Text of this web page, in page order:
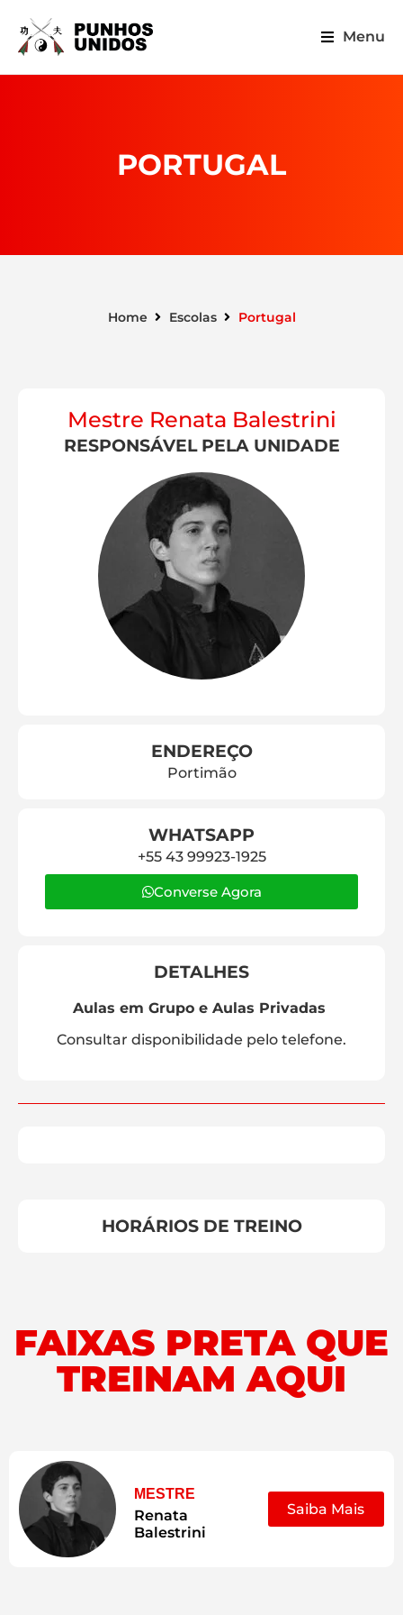
Menu
PORTUGAL
Home Escolas Portugal
Mestre Renata Balestrini
RESPONSÁVEL PELA UNIDADE
ENDEREÇO
Portimão
WHATSAPP
+55 43 99923-1925
Converse Agora
DETALHES
Aulas em Grupo e Aulas Privadas
Consultar disponibilidade pelo telefone.
HORÁRIOS DE TREINO
FAIXAS PRETA QUE
TREINAM AQUI
MESTRE
Renata
Balestrini
Saiba Mais